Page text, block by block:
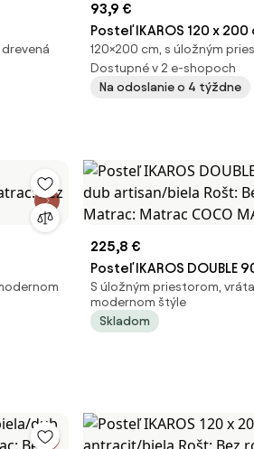
93,9 €
Posteľ IKAROS 120 x
artisan/biela Rošt: Bez
Bez matraca
120×200 cm, s úložným
Dostupné v 2 e-shopoch
Na odoslanie o 4 týždne
225,8 €
Posteľ IKAROS DOUBLE
artisan/biela Rošt: Bez
Matrac COCO MAXI 20
S úložným priestorom,
modernom štýle
Skladom